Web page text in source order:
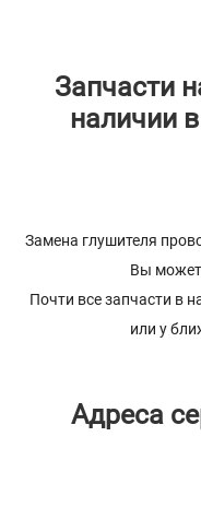
Запчасти
наличии
Замена глушителя
Вы
Почти все запчасти в
или у
Адреса